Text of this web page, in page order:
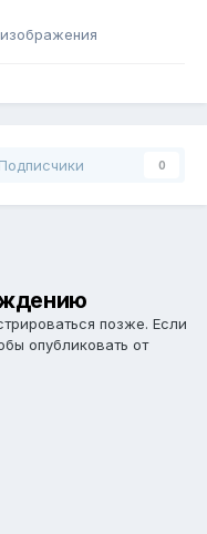
изображения
Подписчики 0
позже. Если
опубликовать от